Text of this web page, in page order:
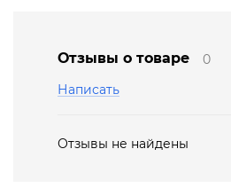
Отзывы о товаре
0
Написать
Отзывы не найдены